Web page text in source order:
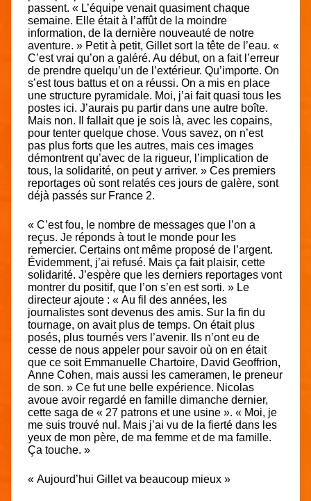
passent. « L’équipe venait quasiment chaque
semaine. Elle était à l’affût de la moindre
information, de la dernière nouveauté de notre
aventure. » Petit à petit, Gillet sort la tête de l’eau. «
C’est vrai qu’on a galéré. Au début, on a fait l’erreur
de prendre quelqu’un de l’extérieur. Qu’importe. On
s’est tous battus et on a réussi. On a mis en place
une structure pyramidale. Moi, j’ai fait quasi tous les
postes ici. J’aurais pu partir dans une autre boîte.
Mais non. Il fallait que je sois là, avec les copains,
pour tenter quelque chose. Vous savez, on n’est
pas plus forts que les autres, mais ces images
démontrent qu’avec de la rigueur, l’implication de
tous, la solidarité, on peut y arriver. » Ces premiers
reportages où sont relatés ces jours de galère, sont
déjà passés sur France 2.
« C’est fou, le nombre de messages que l’on a
reçus. Je réponds à tout le monde pour les
remercier. Certains ont même proposé de l’argent.
Évidemment, j’ai refusé. Mais ça fait plaisir, cette
solidarité. J’espère que les derniers reportages vont
montrer du positif, que l’on s’en est sorti. » Le
directeur ajoute : « Au fil des années, les
journalistes sont devenus des amis. Sur la fin du
tournage, on avait plus de temps. On était plus
posés, plus tournés vers l’avenir. Ils n’ont eu de
cesse de nous appeler pour savoir où on en était
que ce soit Emmanuelle Chartoire, David Geoffrion,
Anne Cohen, mais aussi les cameramen, le preneur
de son. » Ce fut une belle expérience. Nicolas
avoue avoir regardé en famille dimanche dernier,
cette saga de « 27 patrons et une usine ». « Moi, je
me suis trouvé nul. Mais j’ai vu de la fierté dans les
yeux de mon père, de ma femme et de ma famille.
Ça touche. »
« Aujourd’hui Gillet va beaucoup mieux »